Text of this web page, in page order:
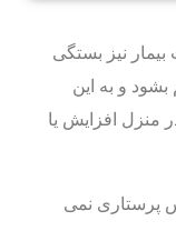
نیز بستگی
و به این
منزل افزایش یا
پرستاری نمی